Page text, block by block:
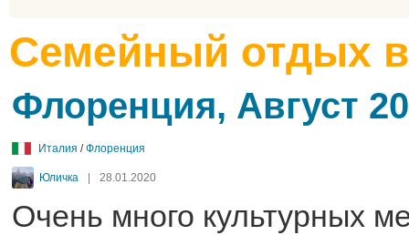
Семейный отдых
Флоренция, Август
Италия /Флоренция
Юличка 28.01.2020
Очень много культурных